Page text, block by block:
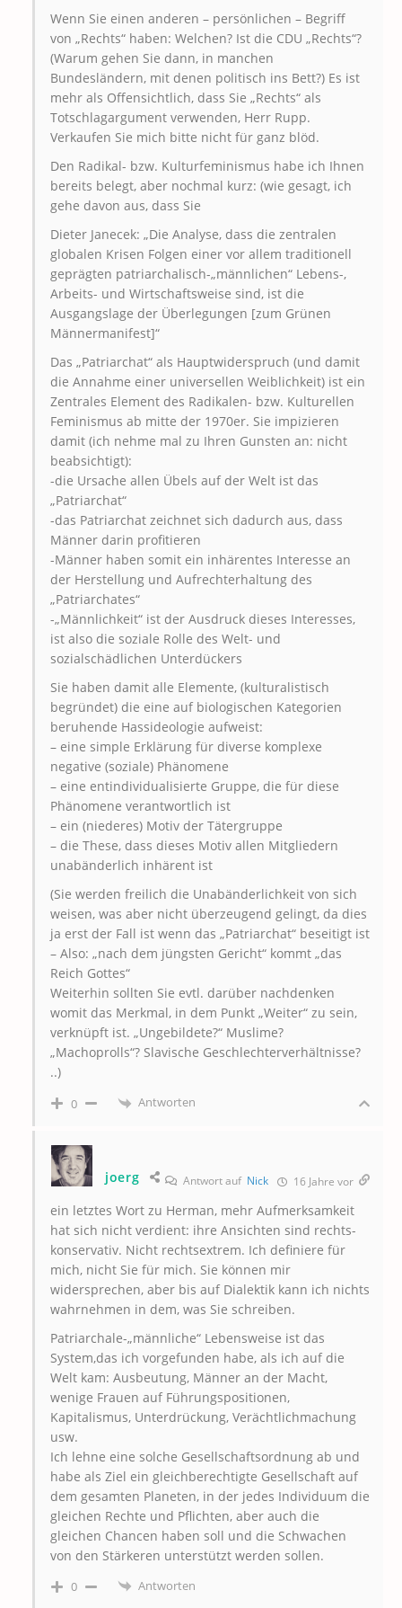
Wenn Sie einen anderen – persönlichen – Begriff
von „Rechts“ haben: Welchen? Ist die CDU „Rechts“?
(Warum gehen Sie dann, in manchen
Bundesländern, mit denen politisch ins Bett?) Es ist
mehr als Offensichtlich, dass Sie „Rechts“ als
Totschlagargument verwenden, Herr Rupp.
Verkaufen Sie mich bitte nicht für ganz blöd.
Den Radikal- bzw. Kulturfeminismus habe ich Ihnen
bereits belegt, aber nochmal kurz: (wie gesagt, ich
gehe davon aus, dass Sie
Dieter Janecek: „Die Analyse, dass die zentralen
globalen Krisen Folgen einer vor allem traditionell
geprägten patriarchalisch-„männlichen“ Lebens-,
Arbeits- und Wirtschaftsweise sind, ist die
Ausgangslage der Überlegungen [zum Grünen
Männermanifest]“
Das „Patriarchat“ als Hauptwiderspruch (und damit
die Annahme einer universellen Weiblichkeit) ist ein
Zentrales Element des Radikalen- bzw. Kulturellen
Feminismus ab mitte der 1970er. Sie impizieren
damit (ich nehme mal zu Ihren Gunsten an: nicht
beabsichtigt):
-die Ursache allen Übels auf der Welt ist das
„Patriarchat“
-das Patriarchat zeichnet sich dadurch aus, dass
Männer darin profitieren
-Männer haben somit ein inhärentes Interesse an
der Herstellung und Aufrechterhaltung des
„Patriarchates“
-„Männlichkeit“ ist der Ausdruck dieses Interesses,
ist also die soziale Rolle des Welt- und
sozialschädlichen Unterdückers
Sie haben damit alle Elemente, (kulturalistisch
begründet) die eine auf biologischen Kategorien
beruhende Hassideologie aufweist:
– eine simple Erklärung für diverse komplexe
negative (soziale) Phänomene
– eine entindividualisierte Gruppe, die für diese
Phänomene verantwortlich ist
– ein (niederes) Motiv der Tätergruppe
– die These, dass dieses Motiv allen Mitgliedern
unabänderlich inhärent ist
(Sie werden freilich die Unabänderlichkeit von sich
weisen, was aber nicht überzeugend gelingt, da dies
ja erst der Fall ist wenn das „Patriarchat“ beseitigt ist
– Also: „nach dem jüngsten Gericht“ kommt „das
Reich Gottes“
Weiterhin sollten Sie evtl. darüber nachdenken
womit das Merkmal, in dem Punkt „Weiter“ zu sein,
verknüpft ist. „Ungebildete?“ Muslime?
„Machoprolls“? Slavische Geschlechterverhältnisse?
..)
0 Antworten
joerg Antwort auf Nick 16 Jahre vor
ein letztes Wort zu Herman, mehr Aufmerksamkeit
hat sich nicht verdient: ihre Ansichten sind rechts-
konservativ. Nicht rechtsextrem. Ich definiere für
mich, nicht Sie für mich. Sie können mir
widersprechen, aber bis auf Dialektik kann ich nichts
wahrnehmen in dem, was Sie schreiben.
Patriarchale-„männliche“ Lebensweise ist das
System,das ich vorgefunden habe, als ich auf die
Welt kam: Ausbeutung, Männer an der Macht,
wenige Frauen auf Führungspositionen,
Kapitalismus, Unterdrückung, Verächtlichmachung
usw.
Ich lehne eine solche Gesellschaftsordnung ab und
habe als Ziel ein gleichberechtigte Gesellschaft auf
dem gesamten Planeten, in der jedes Individuum die
gleichen Rechte und Pflichten, aber auch die
gleichen Chancen haben soll und die Schwachen
von den Stärkeren unterstützt werden sollen.
0 Antworten